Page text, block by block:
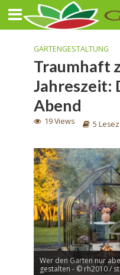
GARTENGESTALTUNG
Traumhaft
Jahreszeit:
Abend
19 Views 5
Wer den Garten nur
gestalten - © rh2010 /